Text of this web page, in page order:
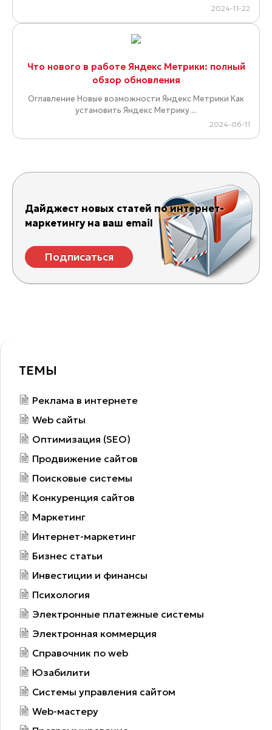
2024-11-22
Что нового в работе Яндекс Метрики: полный
обзор обновления
Оглавление Новые возможности Яндекс Метрики Как
установить Яндекс Метрику ...
2024-06-11
Дайджест новых статей по интернет-
маркетингу на ваш email
Подписаться
ТЕМЫ
Реклама в интернете
Web сайты
Оптимизация (SEO)
Продвижение сайтов
Поисковые системы
Конкуренция сайтов
Маркетинг
Интернет-маркетинг
Бизнес статьи
Инвестиции и финансы
Психология
Электронные платежные системы
Электронная коммерция
Справочник по web
Юзабилити
Системы управления сайтом
Web-мастеру